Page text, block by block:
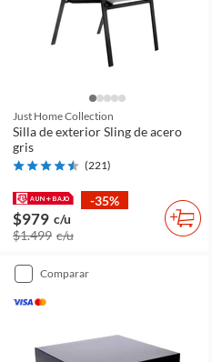
Just Home Collection
Silla de exterior Sling de acero
gris
(221)
-35%
$979 c/u
$1.499 c/u
comparar